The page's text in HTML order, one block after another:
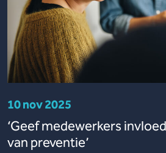
10 nov 2025
‘Geef medewerkers
van preventie’